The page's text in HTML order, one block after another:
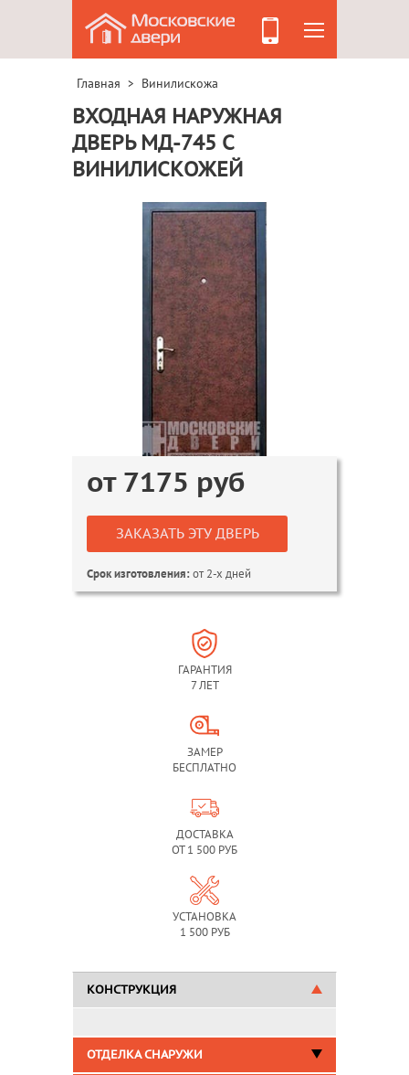
Главная > Винилискожа
ВХОДНАЯ НАРУЖНАЯ
ДВЕРЬ МД-745 С
ВИНИЛИСКОЖЕЙ
от 7175 руб
ЗАКАЗАТЬ ЭТУ ДВЕРЬ
Срок изготовления:от 2-х дней
ГАРАНТИЯ
7 ЛЕТ
ЗАМЕР
БЕСПЛАТНО
ДОСТАВКА
ОТ 1 500 РУБ
УСТАНОВКА
1 500 РУБ
КОНСТРУКЦИЯ
ОТДЕЛКА СНАРУЖИ